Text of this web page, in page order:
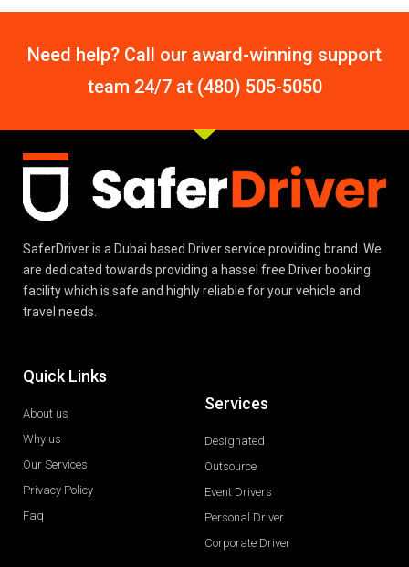
Need help? Call our award-winning support
team 24/7 at (480) 505-5050
SaferDriver is a Dubai based Driver service providing brand. We
are dedicated towards providing a hassel free Driver booking
facility which is safe and highly reliable for your vehicle and
travel needs.
Quick Links
About us
Why us
Our Services
Privacy Policy
Faq
Services
Designated
Outsource
Event Drivers
Personal Driver
Corporate Driver